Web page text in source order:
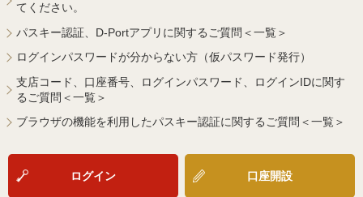
てください。
パスキー認証、D-Portアプリに関するご質問＜一覧＞
ログインパスワードが分からない方（仮パスワード発行）
支店コード、口座番号、ログインパスワード、ログインIDに関す
るご質問＜一覧＞
ブラウザの機能を利用したパスキー認証に関するご質問＜一覧＞
ログイン 口座開設